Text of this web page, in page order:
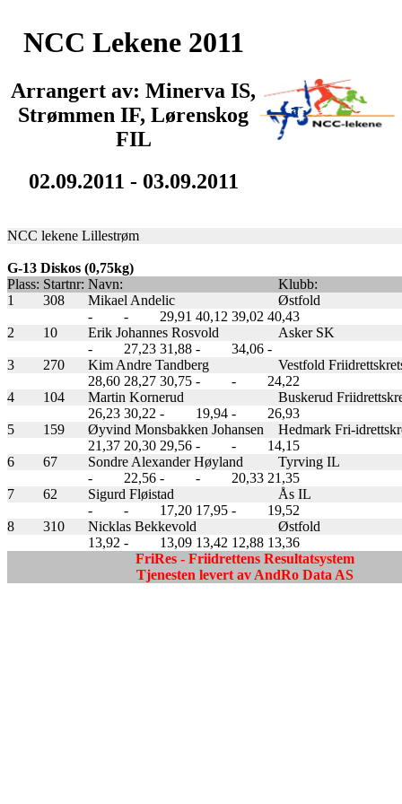
NCC Lekene 2011
Arrangert av: Minerva IS,
Strømmen IF, Lørenskog
FIL
02.09.2011 - 03.09.2011
NCC lekene Lillestrøm
G-13 Diskos (0,75kg)
Plass: Startnr: Navn:
Klubb:
1
308 Mikael Andelic
Østfold
-
- 29,91 40,12 39,02 40,43
2
10 Erik Johannes Rosvold
Asker SK
-
27,23 31,88 - 34,06 -
3
270 Kim Andre Tandberg
Vestfold
28,60 28,27 30,75 - -
24,22
4
104 Martin Kornerud
Buskerud
26,23 30,22 - 19,94 -
26,93
5
159 Øyvind Monsbakken Johansen
Hedmark Fri-
21,37 20,30 29,56 - -
14,15
6
67 Sondre Alexander Høyland
Tyrving IL
-
22,56 - - 20,33 21,35
7
62 Sigurd Fløistad
Ås IL
-
- 17,20 17,95 -
19,52
8
310 Nicklas Bekkevold
Østfold
13,92 - 13,09 13,42 12,88 13,36
FriRes - Friidrettens Resultatsystem
Tjenesten levert av AndRo Data AS